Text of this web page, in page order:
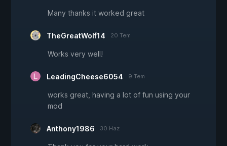
Many thanks it worked great
TheGreatWolf14 20 Tem
Works very well!
LeadingCheese6054 9 Tem
works great, having a lot of fun using your
mod
Anthony1986 30 Haz